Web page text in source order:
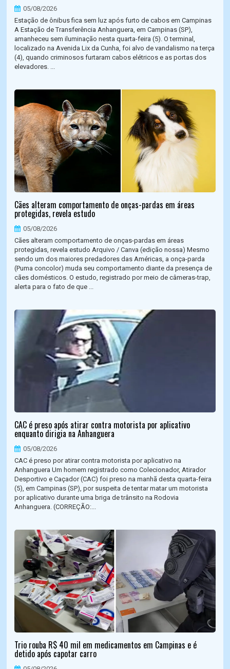
05/08/2026
Estação de ônibus fica sem luz após furto de cabos em Campinas
A Estação de Transferência Anhanguera, em Campinas (SP),
amanheceu sem iluminação nesta quarta-feira (5). O terminal,
localizado na Avenida Lix da Cunha, foi alvo de vandalismo na terça
(4), quando criminosos furtaram cabos elétricos e as portas dos
elevadores. ...
Cães alteram comportamento de onças-pardas em áreas
protegidas, revela estudo
05/08/2026
Cães alteram comportamento de onças-pardas em áreas
protegidas, revela estudo Arquivo / Canva (edição nossa) Mesmo
sendo um dos maiores predadores das Américas, a onça-parda
(Puma concolor) muda seu comportamento diante da presença de
cães domésticos. O estudo, registrado por meio de câmeras-trap,
alerta para o fato de que ...
CAC é preso após atirar contra motorista por aplicativo
enquanto dirigia na Anhanguera
05/08/2026
CAC é preso por atirar contra motorista por aplicativo na
Anhanguera Um homem registrado como Colecionador, Atirador
Desportivo e Caçador (CAC) foi preso na manhã desta quarta-feira
(5), em Campinas (SP), por suspeita de tentar matar um motorista
por aplicativo durante uma briga de trânsito na Rodovia
Anhanguera. (CORREÇÃO:...
Trio rouba R$ 40 mil em medicamentos em Campinas e é
detido após capotar carro